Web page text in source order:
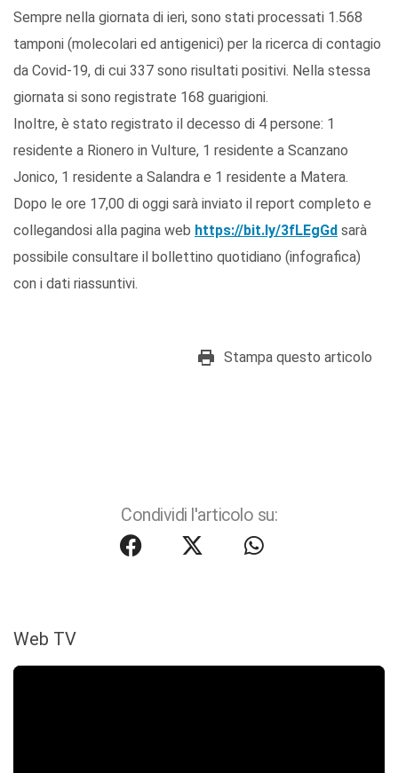
Sempre nella giornata di ieri, sono stati processati 1.568
tamponi (molecolari ed antigenici) per la ricerca di contagio
da Covid-19, di cui 337 sono risultati positivi. Nella stessa
giornata si sono registrate 168 guarigioni.
Inoltre, è stato registrato il decesso di 4 persone: 1
residente a Rionero in Vulture, 1 residente a Scanzano
Jonico, 1 residente a Salandra e 1 residente a Matera.
Dopo le ore 17,00 di oggi sarà inviato il report completo e
collegandosi alla pagina web https://bit.ly/3fLEgGd sarà
possibile consultare il bollettino quotidiano (infografica)
con i dati riassuntivi.
Stampa questo articolo
Condividi l'articolo su:
Web TV